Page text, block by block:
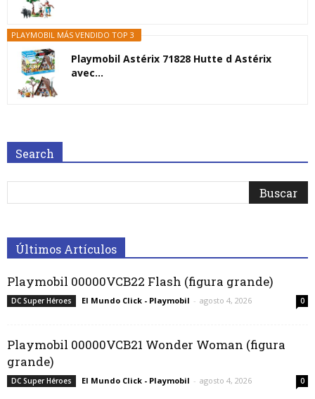
PLAYMOBIL MÁS VENDIDO TOP 3
Playmobil Astérix 71828 Hutte d Astérix
avec...
Search
Últimos Artículos
Playmobil 00000VCB22 Flash (figura grande)
DC Super Héroes El Mundo Click - Playmobil - agosto 4, 2026 0
Playmobil 00000VCB21 Wonder Woman (figura
grande)
DC Super Héroes El Mundo Click - Playmobil - agosto 4, 2026 0